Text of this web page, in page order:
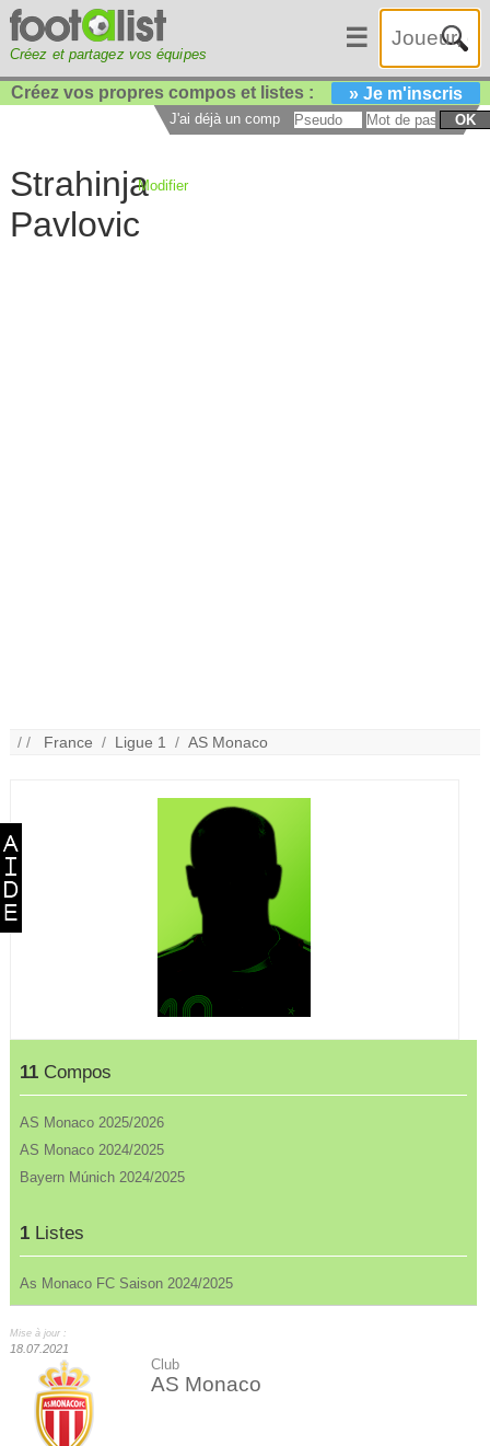
Créez et partagez vos équipes
☰
Créez vos propres compos et listes : » Je m'inscris
J'ai déjà un compte : OK
Strahinja
Pavlovic
Modifier
/ / France / Ligue 1 /AS Monaco
11 Compos
AS Monaco 2025/2026
AS Monaco 2024/2025
Bayern Múnich 2024/2025
1 Listes
As Monaco FC Saison 2024/2025
Mise à jour :
18.07.2021
Club
AS Monaco